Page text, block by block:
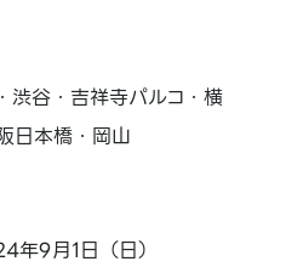
渋谷・吉祥寺パルコ・横
日本橋・岡山
9月1日（日）